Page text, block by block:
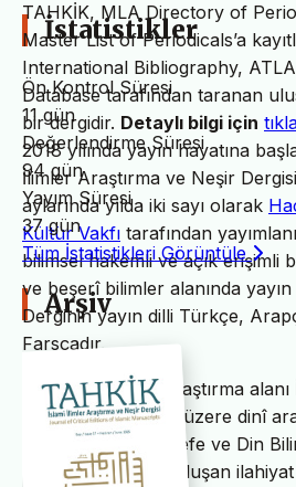
TAHKİK, MLA Directory of
Master List of Periodicals’a
International Bibliography,
Database tarafından taranan
bir dergidir. Detaylı bilgi için
2018 yılında yayın hayatına
İlimler Araştırma ve Neşir
aylarında yılda iki sayı olarak
Kültür Vakfı tarafından
bilimsel hakemli ve açık erişimli
ve beşerî bilimler alanında yayın
Derginin yayın dilli Türkçe,
Farsçadır.
TAHKİK’in temel araştırma
ilimler başta olmak üzere dinî
İslam Bilimleri, Felsefe ve Din
ve Sanatları’ndan oluşan
İstatistikler
Ön Kontrol Süresi
11 gün
Değerlendirme Süresi
94 gün
Yayım Süresi
37 gün
Tüm İstatistikleri Görüntüle
Arşiv